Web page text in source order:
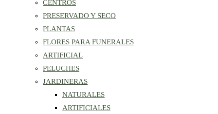
CENTROS
PRESERVADO Y SECO
PLANTAS
FLORES PARA FUNERALES
ARTIFICIAL
PELUCHES
JARDINERAS
NATURALES
ARTIFICIALES